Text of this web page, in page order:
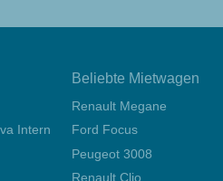
International Airport
Beliebte Mietwagen
Renault Megane
Ford Focus
Peugeot 3008
Renault Clio